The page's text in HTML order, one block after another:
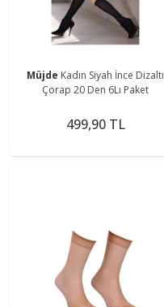
Müjde Kadın Siyah İnce Dizaltı
Çorap 20 Den 6Lı Paket
499,90 TL